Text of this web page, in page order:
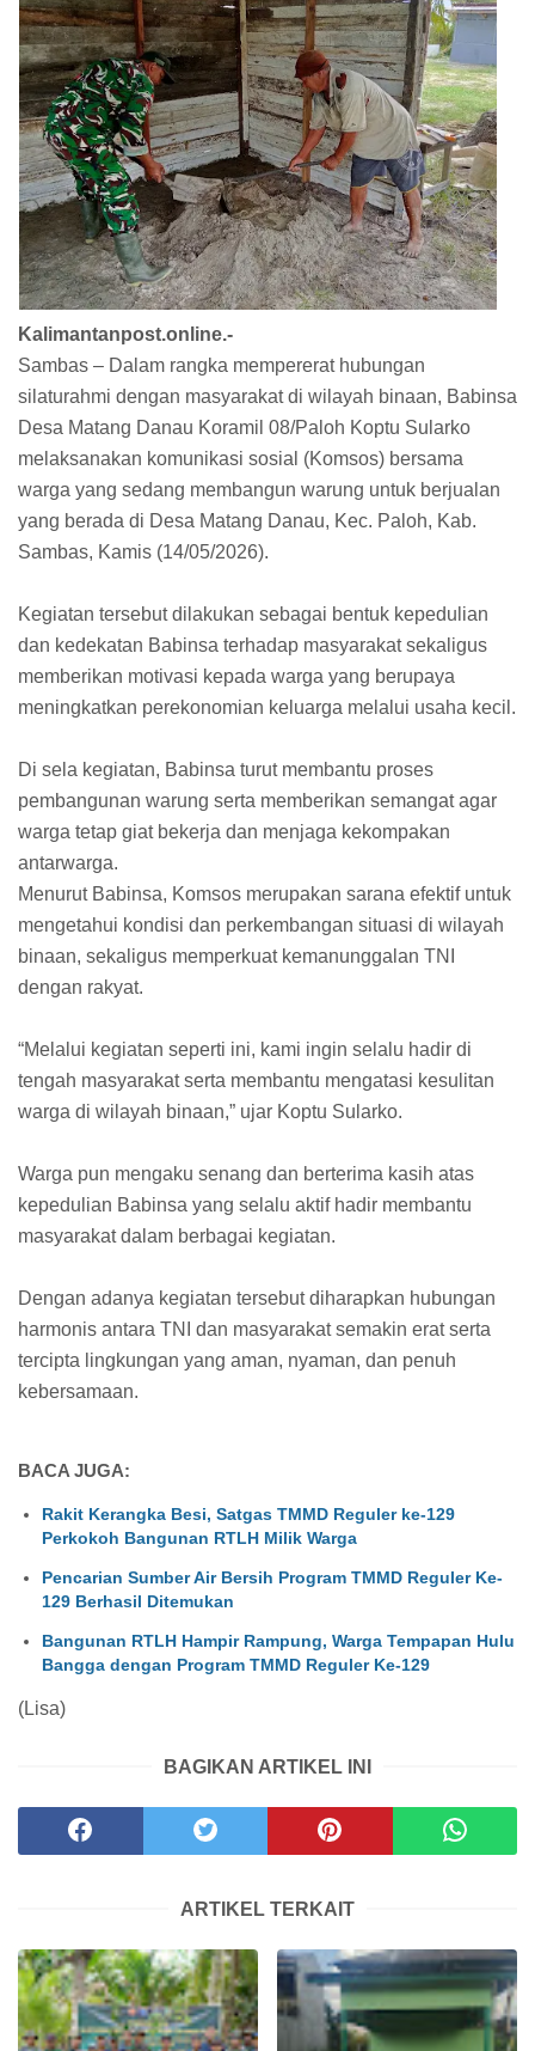
Kalimantanpost.online.-
Sambas – Dalam rangka mempererat hubungan
silaturahmi dengan masyarakat di wilayah binaan, Babinsa
Desa Matang Danau Koramil 08/Paloh Koptu Sularko
melaksanakan komunikasi sosial (Komsos) bersama
warga yang sedang membangun warung untuk berjualan
yang berada di Desa Matang Danau, Kec. Paloh, Kab.
Sambas, Kamis (14/05/2026).
Kegiatan tersebut dilakukan sebagai bentuk kepedulian
dan kedekatan Babinsa terhadap masyarakat sekaligus
memberikan motivasi kepada warga yang berupaya
meningkatkan perekonomian keluarga melalui usaha kecil.
Di sela kegiatan, Babinsa turut membantu proses
pembangunan warung serta memberikan semangat agar
warga tetap giat bekerja dan menjaga kekompakan
antarwarga.
Menurut Babinsa, Komsos merupakan sarana efektif untuk
mengetahui kondisi dan perkembangan situasi di wilayah
binaan, sekaligus memperkuat kemanunggalan TNI
dengan rakyat.
“Melalui kegiatan seperti ini, kami ingin selalu hadir di
tengah masyarakat serta membantu mengatasi kesulitan
warga di wilayah binaan,” ujar Koptu Sularko.
Warga pun mengaku senang dan berterima kasih atas
kepedulian Babinsa yang selalu aktif hadir membantu
masyarakat dalam berbagai kegiatan.
Dengan adanya kegiatan tersebut diharapkan hubungan
harmonis antara TNI dan masyarakat semakin erat serta
tercipta lingkungan yang aman, nyaman, dan penuh
kebersamaan.
BACA JUGA:
Rakit Kerangka Besi, Satgas TMMD Reguler ke-129
Perkokoh Bangunan RTLH Milik Warga
Pencarian Sumber Air Bersih Program TMMD Reguler Ke-
129 Berhasil Ditemukan
Bangunan RTLH Hampir Rampung, Warga Tempapan Hulu
Bangga dengan Program TMMD Reguler Ke-129
(Lisa)
BAGIKAN ARTIKEL INI
ARTIKEL TERKAIT